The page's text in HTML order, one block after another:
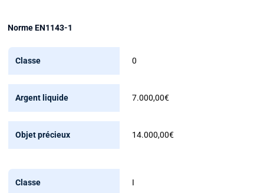
Norme EN1143-1
Classe
liquide
Objet
0
7.000,00€
14.000,00€
I